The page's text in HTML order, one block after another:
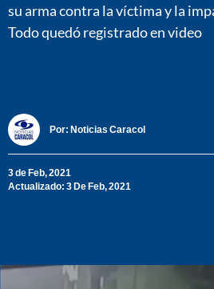
su arma contra la víctima y la
Todo quedó registrado en video
Por: Noticias Caracol
3 de Feb, 2021
Actualizado: 3 De Feb, 2021